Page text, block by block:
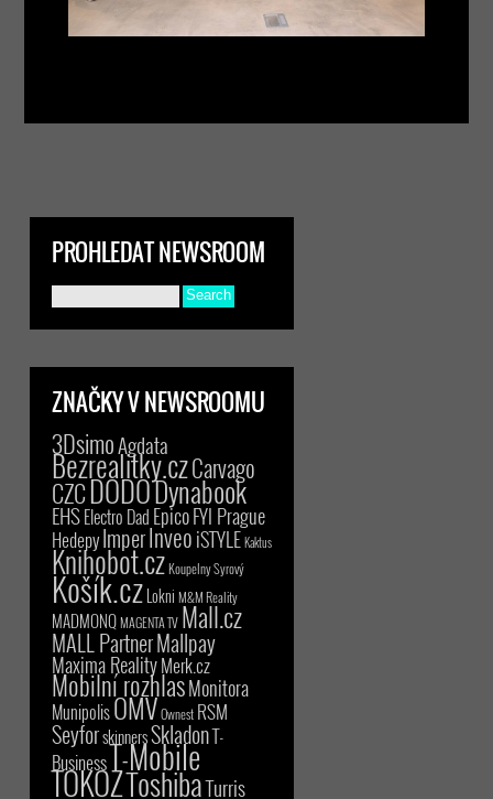
PROHLEDAT NEWSROOM
ZNAČKY V NEWSROOMU
3DsimoAgdata
Bezrealitky.czCarvago
CZCDODODynabook
EHSElectro Dad EpicoFYI Prague
HedepyImperInveoiSTYLE Kaktus
Knihobot.czKoupelny Syrový
Košík.czLokni M&M Reality
MADMONQMAGENTA TV Mall.cz
MALL PartnerMallpay
Maxima RealityMerk.cz
Mobilní rozhlasMonitora
MunipolisOMVOwnest RSM
SeyforskinnersSkladonT-
BusinessT-Mobile
TOKOZToshibaTurris